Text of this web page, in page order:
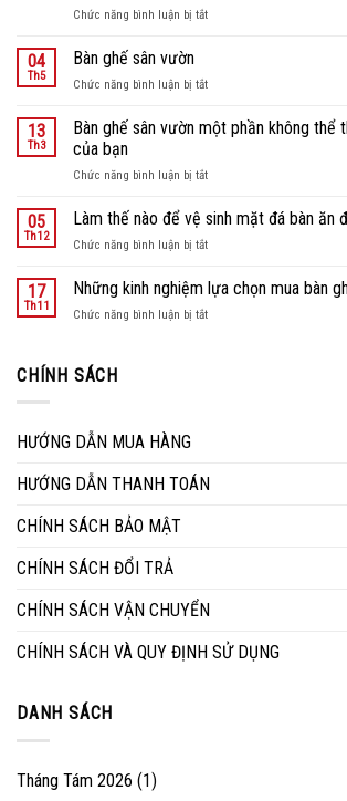
Chức năng bình luận bị tắtở
ghế
vườn
tại
thất
04
Th5
Bàn ghế sân vườn
Chức năng bình luận bị tắtở
ghế
sân
13
Th3
Bàn ghế sân vườn một phần không thể
của bạn
Chức năng bình luận bị tắtở
ghế
vườn
phần
05
Th12
Làm thế nào để vệ sinh mặt đá bàn ăn
Chức năng bình luận bị tắtở
thế
nào
để
17
Th11
Những kinh nghiệm lựa chọn mua bàn
Chức năng bình luận bị tắtở
CHÍNH SÁCH
HƯỚNG DẪN MUA HÀNG
HƯỚNG DẪN THANH TOÁN
CHÍNH SÁCH BẢO MẬT
CHÍNH SÁCH ĐỔI TRẢ
CHÍNH SÁCH VẬN CHUYỂN
CHÍNH SÁCH VÀ QUY ĐỊNH SỬ DỤNG
DANH SÁCH
Tháng Tám 2026 (1)